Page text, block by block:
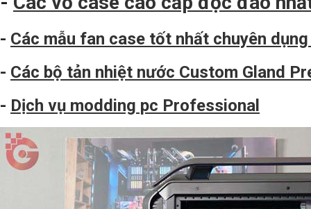
- Các mẫu fan case tốt nhất chuyên
- Các bộ tản nhiệt nước Custom Gland
- Dịch vụ modding pc Professional